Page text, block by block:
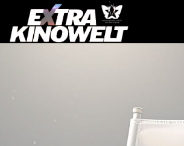
Zum Hauptinhalt springen